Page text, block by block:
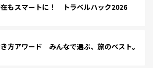
もスマートに！ トラベルハック2026
方アワード みんなで選ぶ、旅のベスト。